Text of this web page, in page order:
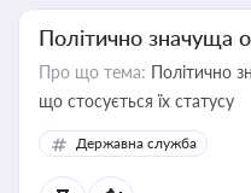
Політично значуща
Про що тема: Політично
що стосується їх статусу
Державна служба